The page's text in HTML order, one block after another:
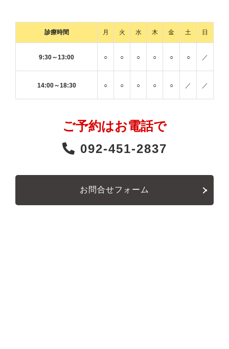
診療時間 月 火 水 木 金 土 日
9:30～13:00 ○ ○ ○ ○ ○ ○ ／
14:00～18:30 ○ ○ ○ ○ ○ ／ ／
ご予約はお電話で
092-451-2837
お問合せフォーム